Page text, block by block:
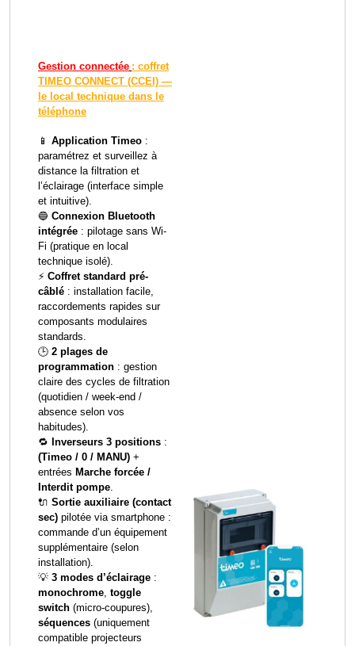
Gestion connectée : coffret
TIMEO CONNECT (CCEI) —
le local technique dans le
téléphone
📱 Application Timeo :
paramétrez et surveillez à
distance la filtration et
l’éclairage (interface simple
et intuitive).
🔵 Connexion Bluetooth
intégrée : pilotage sans Wi-
Fi (pratique en local
technique isolé).
⚡ Coffret standard pré-
câblé : installation facile,
raccordements rapides sur
composants modulaires
standards.
🕒 2 plages de
programmation : gestion
claire des cycles de filtration
(quotidien / week-end /
absence selon vos
habitudes).
🔁 Inverseurs 3 positions :
(Timeo / 0 / MANU) +
entrées Marche forcée /
Interdit pompe.
🔌 Sortie auxiliaire (contact
sec) pilotée via smartphone :
commande d’un équipement
supplémentaire (selon
installation).
💡 3 modes d’éclairage :
monochrome, toggle
switch (micro-coupures),
séquences (uniquement
compatible projecteurs